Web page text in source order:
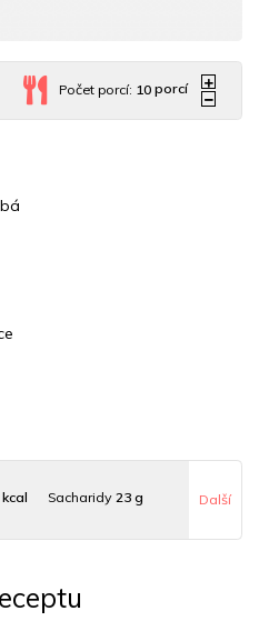
Počet porcí: 10 porcí
Sacharidy 23 g
6.1 mg
Další